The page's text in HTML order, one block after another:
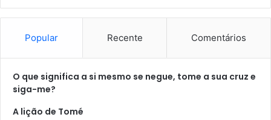
Popular Recente Comentários
O que significa a si mesmo se negue, tome a sua cruz e
siga-me?
A lição de Tomé